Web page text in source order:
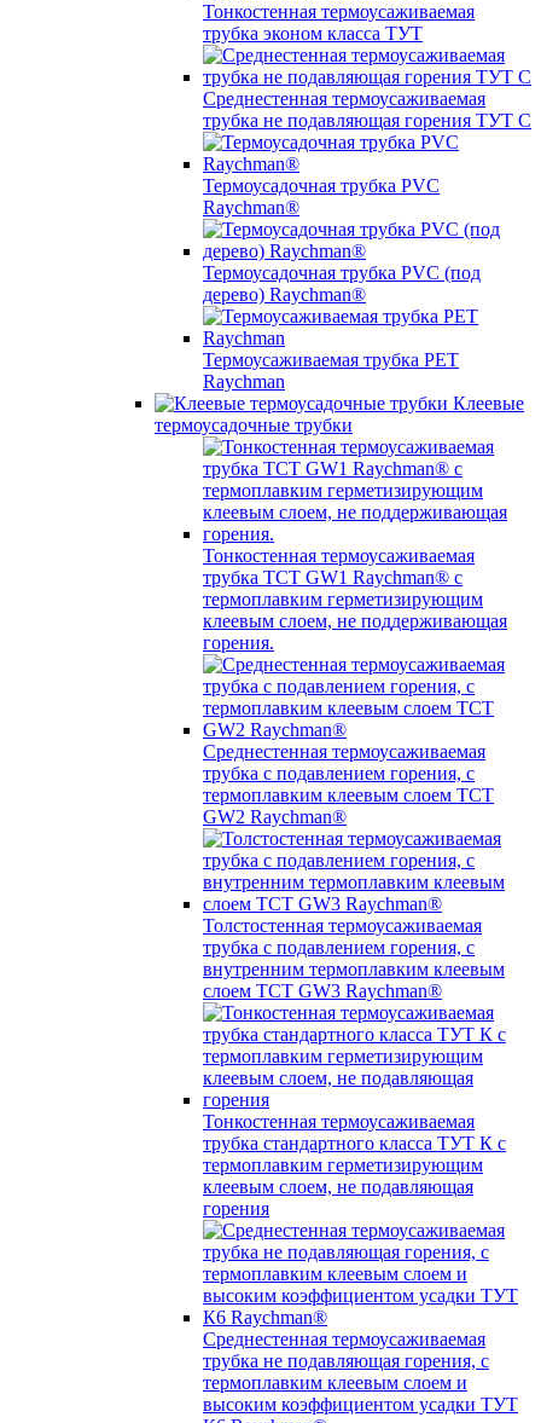
Тонкостенная термоусаживаемая
трубка эконом класса ТУТ
Среднестенная термоусаживаемая
трубка не подавляющая горения ТУТ С
Термоусадочная трубка PVC
Raychman®
Термоусадочная трубка PVC (под
дерево) Raychman®
Термоусаживаемая трубка PET
Raychman
Клеевые
термоусадочные трубки
Тонкостенная термоусаживаемая
трубка TCT GW1 Raychman® с
термоплавким герметизирующим
клеевым слоем, не поддерживающая
горения.
Среднестенная термоусаживаемая
трубка c подавлением горения, с
термоплавким клеевым слоем TCT
GW2 Raychman®
Толстостенная термоусаживаемая
трубка c подавлением горения, с
внутренним термоплавким клеевым
слоем TCT GW3 Raychman®
Тонкостенная термоусаживаемая
трубка стандартного класса ТУТ К с
термоплавким герметизирующим
клеевым слоем, не подавляющая
горения
Среднестенная термоусаживаемая
трубка не подавляющая горения, с
термоплавким клеевым слоем и
высоким коэффициентом усадки ТУТ